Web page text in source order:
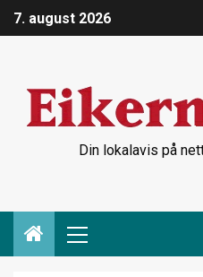
7. august 2026
Din lokalavis på